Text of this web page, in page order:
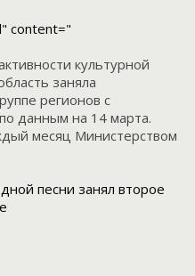
content="
культурной
заняла
регионов с
данным на 14 марта.
месяц Министерством